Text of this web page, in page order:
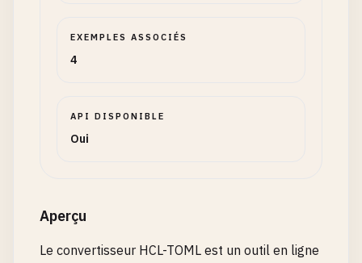
EXEMPLES ASSOCIÉS
4
API DISPONIBLE
Oui
Aperçu
Le convertisseur HCL-TOML est un outil en ligne